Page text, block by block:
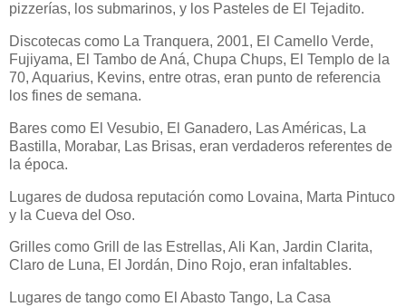
pizzerías, los submarinos, y los Pasteles de El Tejadito.
Discotecas como La Tranquera, 2001, El Camello Verde,
Fujiyama, El Tambo de Aná, Chupa Chups, El Templo de la
70, Aquarius, Kevins, entre otras, eran punto de referencia
los fines de semana.
Bares como El Vesubio, El Ganadero, Las Américas, La
Bastilla, Morabar, Las Brisas, eran verdaderos referentes de
la época.
Lugares de dudosa reputación como Lovaina, Marta Pintuco
y la Cueva del Oso.
Grilles como Grill de las Estrellas, Ali Kan, Jardin Clarita,
Claro de Luna, El Jordán, Dino Rojo, eran infaltables.
Lugares de tango como El Abasto Tango, La Casa